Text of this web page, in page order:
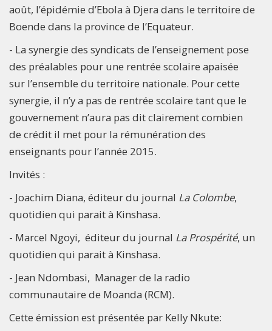
août, l’épidémie d’Ebola à Djera dans le territoire de
Boende dans la province de l’Equateur.
- La synergie des syndicats de l’enseignement pose
des préalables pour une rentrée scolaire apaisée
sur l’ensemble du territoire nationale. Pour cette
synergie, il n’y a pas de rentrée scolaire tant que le
gouvernement n’aura pas dit clairement combien
de crédit il met pour la rémunération des
enseignants pour l’année 2015.
Invités :
- Joachim Diana, éditeur du journal La Colombe,
quotidien qui parait à Kinshasa.
- Marcel Ngoyi, éditeur du journal La Prospérité, un
quotidien qui parait à Kinshasa.
- Jean Ndombasi, Manager de la radio
communautaire de Moanda (RCM).
Cette émission est présentée par Kelly Nkute: